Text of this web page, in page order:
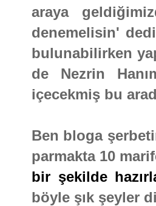
araya
denemelisin'
bulunabilirken
de Nezrin
içecekmiş bu
Ben bloga
parmakta 10
bir şekilde
böyle şık şeyler